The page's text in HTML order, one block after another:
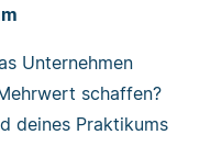
Unternehmen
schaffen?
deines Praktikums